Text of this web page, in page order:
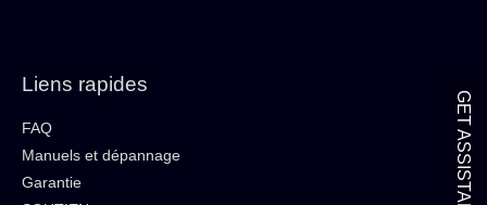
Liens rapides
FAQ
Manuels et dépannage
Garantie
GET ASSISTANCE